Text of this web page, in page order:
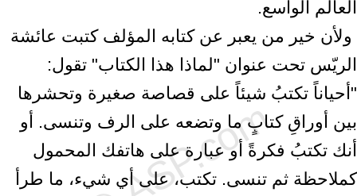
العالم الواسع.‏ ‎
‎ ولأن خير من يعبر عن كتابه المؤلف كتبت عائشة
الريّس تحت عنوان "لماذا هذا ‏الكتاب" تقول:
"أحياناً تكتبُ شيئاً على قصاصة صغيرة وتحشرها
بين أوراقِ كتابٍ ما ‏وتضعه على الرف وتنسى. أو
أنك تكتبُ فكرةً أو عبارة على هاتفك المحمول
‏كملاحظة ثم تنسى. تكتب، على أي شيء، ما طرأ